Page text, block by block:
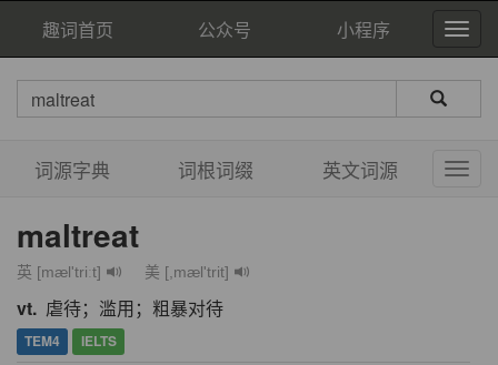
趣词首页 公众号 小程序
词源字典 词根词缀 英文词源
maltreat
英 [mæl'triːt] 美 [,mæl'trit]
vt. 虐待；滥用；粗暴对待
TEM4 IELTS